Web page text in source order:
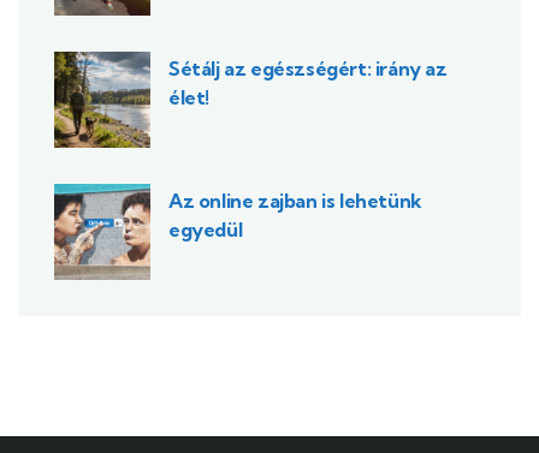
Sétálj az egészségért: irány az
élet!
Az online zajban is lehetünk
egyedül